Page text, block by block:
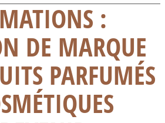
:
DE MARQUE
PARFUMÉS